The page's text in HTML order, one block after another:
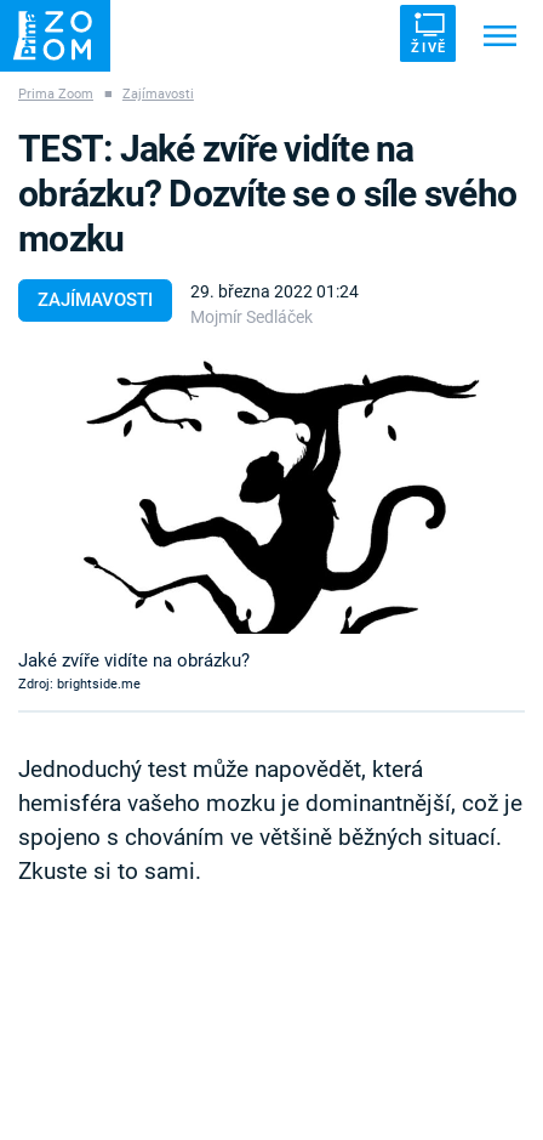
ŽIVĚ
ZÁHADY VETŘELCI DÁVNOVĚKU
Témata
TV Program
Časopis
Sledujte nás
Prima Zoom ■ Zajímavosti
ZAJÍMAVOSTI
29. března 2022 01:24
Mojmír Sedláček
TEST: Jaké zvíře vidíte na
obrázku? Dozvíte se o síle svého
mozku
Jaké zvíře vidíte na obrázku?
Zdroj: brightside.me
Jednoduchý test může napovědět, která
hemisféra vašeho mozku je dominantnější, což je
spojeno s chováním ve většině běžných situací.
Zkuste si to sami.